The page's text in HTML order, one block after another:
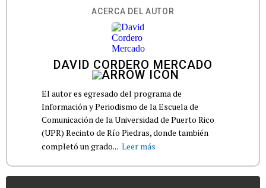
ACERCA DEL AUTOR
DAVID CORDERO MERCADO
El autor es egresado del programa de
Información y Periodismo de la Escuela de
Comunicación de la Universidad de Puerto Rico
(UPR) Recinto de Río Piedras, donde también
completó un grado... Leer más